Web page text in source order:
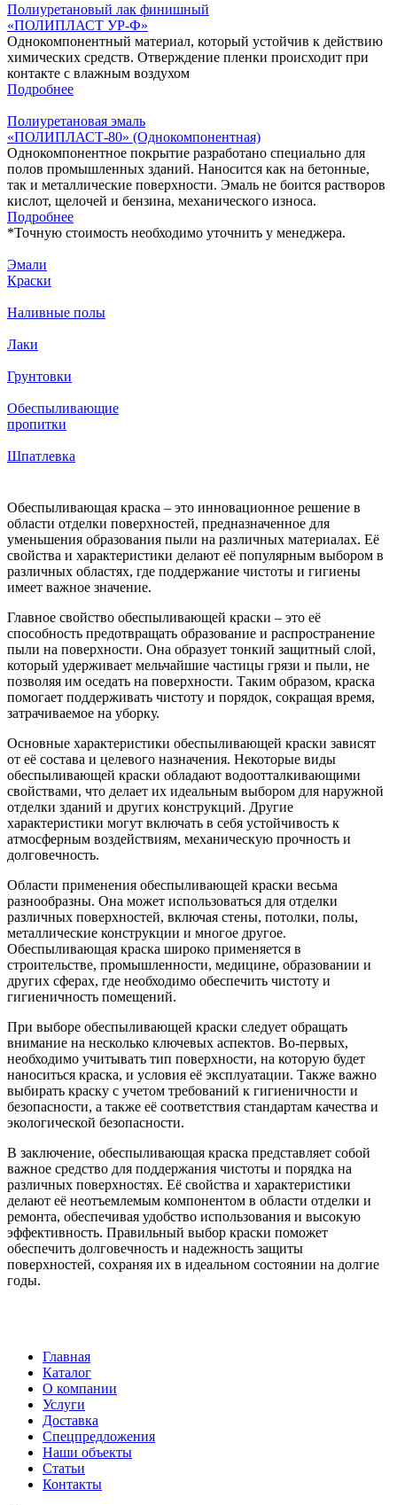
Полиуретановый лак финишный
«‎ПОЛИПЛАСТ УР-Ф»
Однокомпонентный материал, который устойчив к действию
химических средств. Отверждение пленки происходит при
контакте с влажным воздухом
Подробнее
Полиуретановая эмаль
«ПОЛИПЛАСТ-80» (Однокомпонентная)
Однокомпонентное покрытие разработано специально для
полов промышленных зданий. Наносится как на бетонные,
так и металлические поверхности. Эмаль не боится растворов
кислот, щелочей и бензина, механического износа.
Подробнее
*Точную стоимость необходимо уточнить у менеджера.
Эмали
Краски
Наливные полы
Лаки
Грунтовки
Обеспыливающие
пропитки
Шпатлевка
Обеспыливающая краска – это инновационное решение в
области отделки поверхностей, предназначенное для
уменьшения образования пыли на различных материалах. Её
свойства и характеристики делают её популярным выбором в
различных областях, где поддержание чистоты и гигиены
имеет важное значение.
Главное свойство обеспыливающей краски – это её
способность предотвращать образование и распространение
пыли на поверхности. Она образует тонкий защитный слой,
который удерживает мельчайшие частицы грязи и пыли, не
позволяя им оседать на поверхности. Таким образом, краска
помогает поддерживать чистоту и порядок, сокращая время,
затрачиваемое на уборку.
Основные характеристики обеспыливающей краски зависят
от её состава и целевого назначения. Некоторые виды
обеспыливающей краски обладают водоотталкивающими
свойствами, что делает их идеальным выбором для наружной
отделки зданий и других конструкций. Другие
характеристики могут включать в себя устойчивость к
атмосферным воздействиям, механическую прочность и
долговечность.
Области применения обеспыливающей краски весьма
разнообразны. Она может использоваться для отделки
различных поверхностей, включая стены, потолки, полы,
металлические конструкции и многое другое.
Обеспыливающая краска широко применяется в
строительстве, промышленности, медицине, образовании и
других сферах, где необходимо обеспечить чистоту и
гигиеничность помещений.
При выборе обеспыливающей краски следует обращать
внимание на несколько ключевых аспектов. Во-первых,
необходимо учитывать тип поверхности, на которую будет
наноситься краска, и условия её эксплуатации. Также важно
выбирать краску с учетом требований к гигиеничности и
безопасности, а также её соответствия стандартам качества и
экологической безопасности.
В заключение, обеспыливающая краска представляет собой
важное средство для поддержания чистоты и порядка на
различных поверхностях. Её свойства и характеристики
делают её неотъемлемым компонентом в области отделки и
ремонта, обеспечивая удобство использования и высокую
эффективность. Правильный выбор краски поможет
обеспечить долговечность и надежность защиты
поверхностей, сохраняя их в идеальном состоянии на долгие
годы.
Главная
Каталог
О компании
Услуги
Доставка
Спецпредложения
Наши объекты
Статьи
Контакты